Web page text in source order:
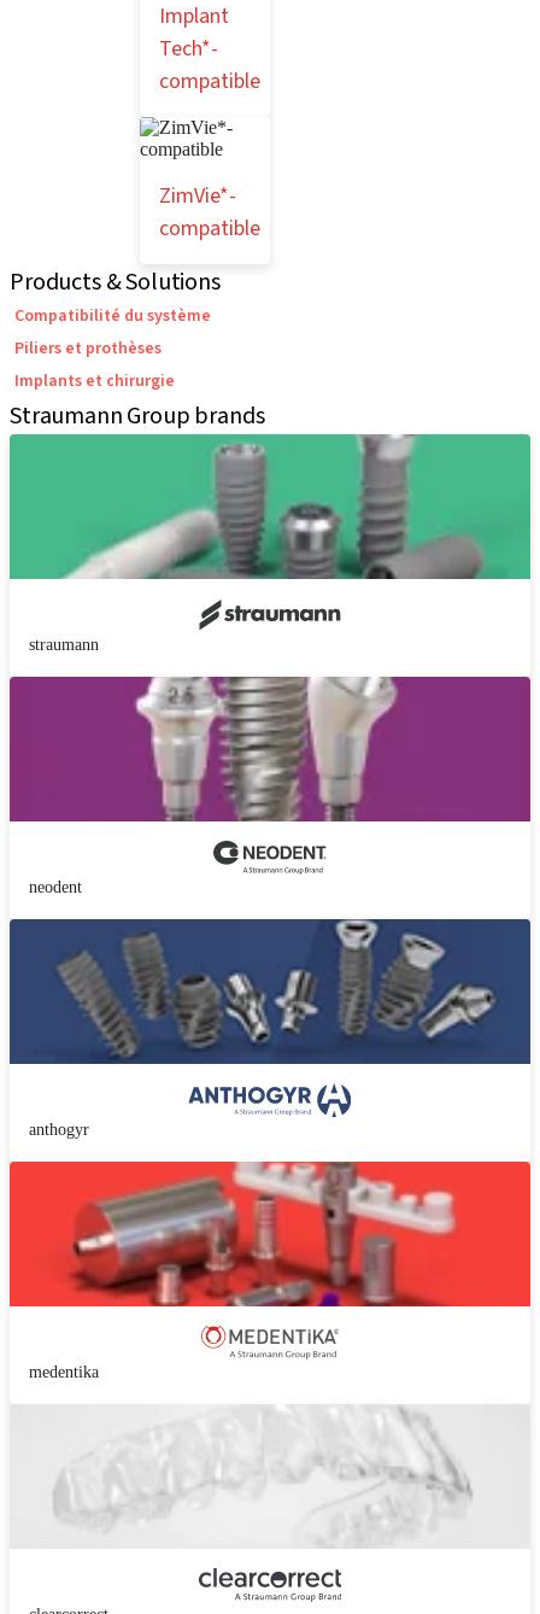
Implant
Tech*-
compatible
ZimVie*-
compatible
Products & Solutions
Compatibilité du système
Piliers et prothèses
Implants et chirurgie
Straumann Group brands
straumann
neodent
anthogyr
medentika